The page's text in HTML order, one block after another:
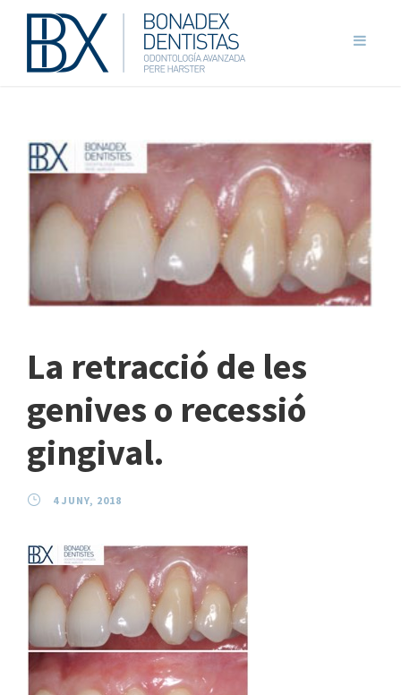
La retracció de les
genives o recessió
gingival.
4 JUNY, 2018